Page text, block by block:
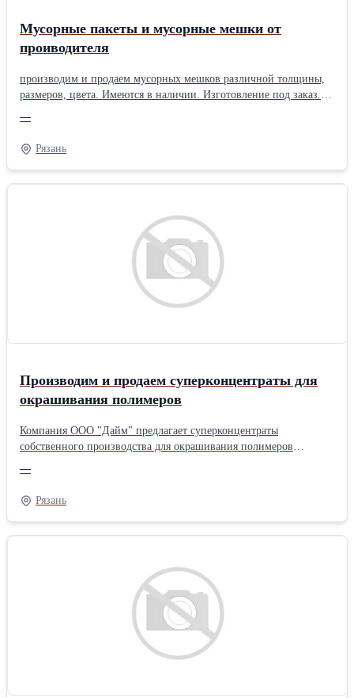
Мусорные пакеты и мусорные мешки от
проиводителя
производим и продаем мусорных мешков различной толщины,
размеров, цвета. Имеются в наличии. Изготовление под заказ.
производстве?и?поставке?упаковочных?материалов. В том числе
пакетов и мешков для мусора. По желанию заказчика
изготовление пакетов и мусорных мешков различных цветов ,
типоразмеров и количества единиц в упаковке.
—
Рязань
Производим и продаем суперконцентраты для
окрашивания полимеров
Компания ООО "Дайм" предлагает суперконцентраты
собственного производства для окрашивания полимеров
импортных. Концентраты пигментов пищевого назначения для
окрашивания полиэтиленовых (ПЭВД, ЛПЭНП и ПЭНД) пленок
отличаются от концентратов общего назначения повышенной
красящей способностью, укрывистостью и отсутствием
Ввод в неокрашенный полимер 3-6% в зависимости от толщины
—
Рязань